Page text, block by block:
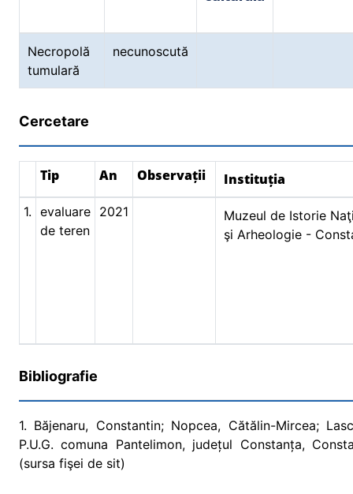
Necropolă
tumulară
necunoscută
Cercetare
Tip An Observații Instituția
1. evaluare
de teren
2021
Muzeul de Istorie
şi Arheologie -
Bibliografie
1. Băjenaru, Constantin; Nopcea, Cătălin-Mircea;
P.U.G. comuna Pantelimon, județul Constanța,
(sursa fişei de sit)